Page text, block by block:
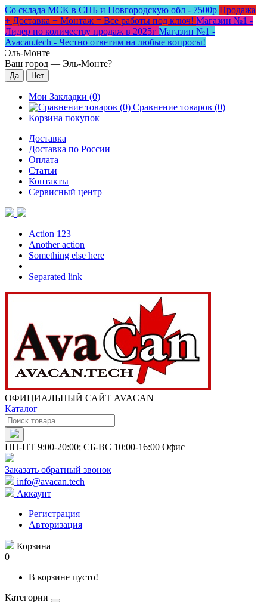
Со склада МСК в СПБ и Новгородскую обл - 7500р Продажа
+ Доставка + Монтаж = Все работы под ключ! Магазин №1 -
Лидер по количеству продаж в 2025г Магазин №1 -
Avacan.tech - Честно ответим на любые вопросы!
Эль-Монте
Ваш город — Эль-Монте?
Мои Закладки (0)
Сравнение товаров (0)
Корзина покупок
Доставка
Доставка по России
Оплата
Статьи
Контакты
Сервисный центр
Action 123
Another action
Something else here
Separated link
ОФИЦИАЛЬНЫЙ САЙТ AVACAN
Каталог
ПН-ПТ 9:00-20:00; СБ-ВС 10:00-16:00 Офис
Заказать обратный звонок
info@avacan.tech
Аккаунт
Регистрация
Авторизация
Корзина
0
В корзине пусто!
Категории